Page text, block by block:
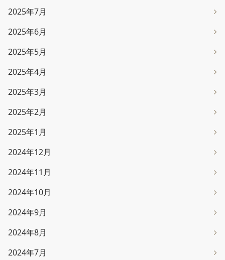
2025年7月
2025年6月
2025年5月
2025年4月
2025年3月
2025年2月
2025年1月
2024年12月
2024年11月
2024年10月
2024年9月
2024年8月
2024年7月